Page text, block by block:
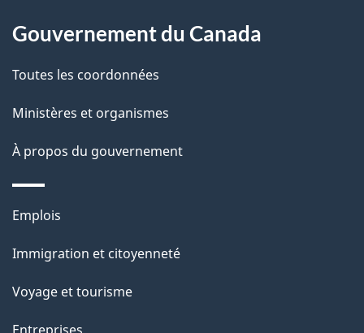
i
o
s
c
e
t
e
a
p
a
g
e
Gouvernement du Canada
Toutes les coordonnées
Ministères et organismes
À propos du gouvernement
Thèmes
sujets
Emplois
Immigration et citoyenneté
Voyage et tourisme
Entreprises